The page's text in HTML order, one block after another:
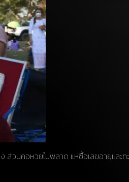
วนคอหวยไม่พลาด แห่ซื้อเลขอายุและ